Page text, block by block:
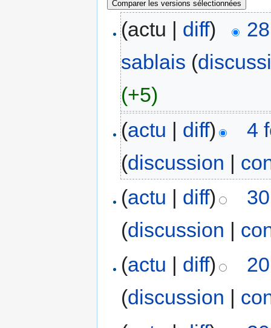
(actu | diff)
sablais (
(+5)
(actu | diff)
4
(discussion |
(actu | diff)
(discussion |
(actu | diff)
(discussion |